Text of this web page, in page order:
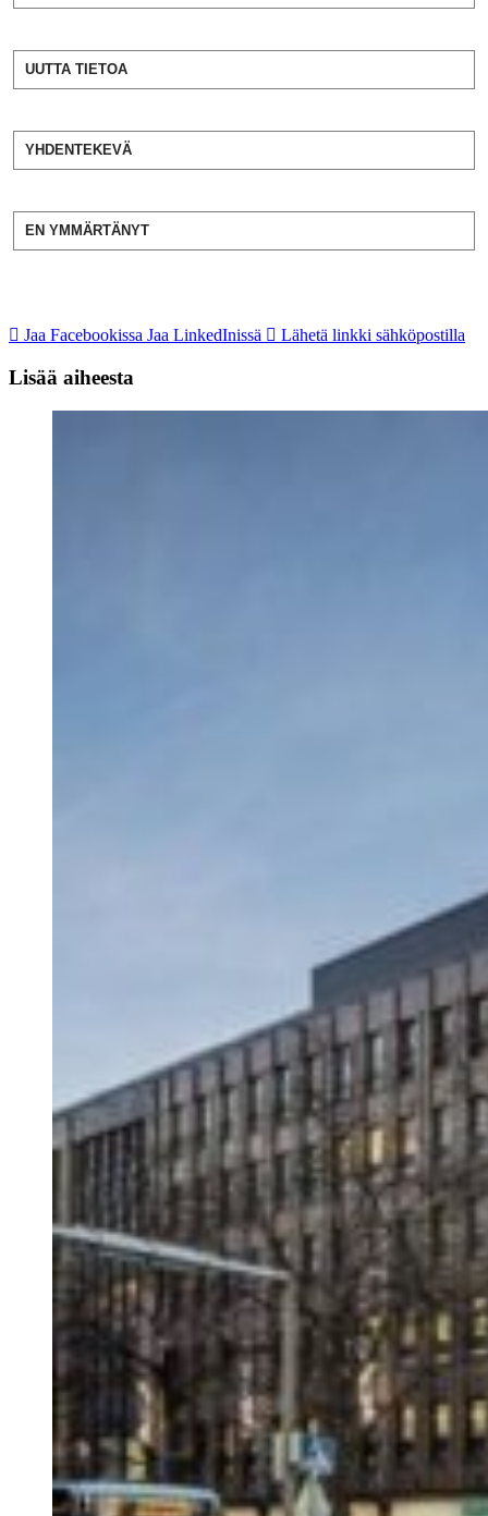
UUTTA TIETOA
YHDENTEKEVÄ
EN YMMÄRTÄNYT
Jaa Facebookissa Jaa LinkedInissä Lähetä linkki sähköpostilla
Lisää aiheesta